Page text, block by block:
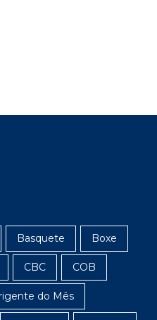
Basquete Boxe
CBC COB
do Mês